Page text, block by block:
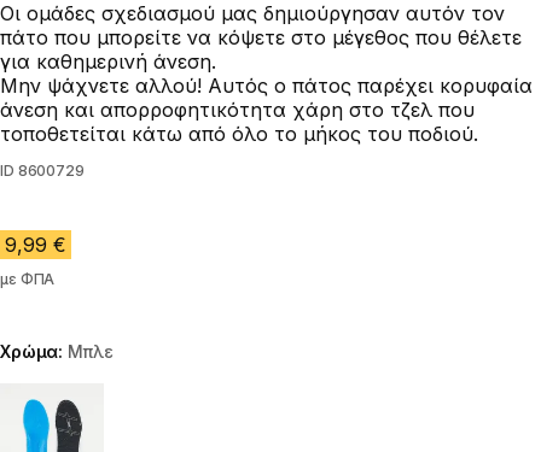
Οι ομάδες σχεδιασμού μας δημιούργησαν αυτόν τον
πάτο που μπορείτε να κόψετε στο μέγεθος που θέλετε
για καθημερινή άνεση.
Μην ψάχνετε αλλού! Αυτός ο πάτος παρέχει κορυφαία
άνεση και απορροφητικότητα χάρη στο τζελ που
τοποθετείται κάτω από όλο το μήκος του ποδιού.
ID 8600729
9,99 €
με ΦΠΑ
Χρώμα: Μπλε
Choose a variant